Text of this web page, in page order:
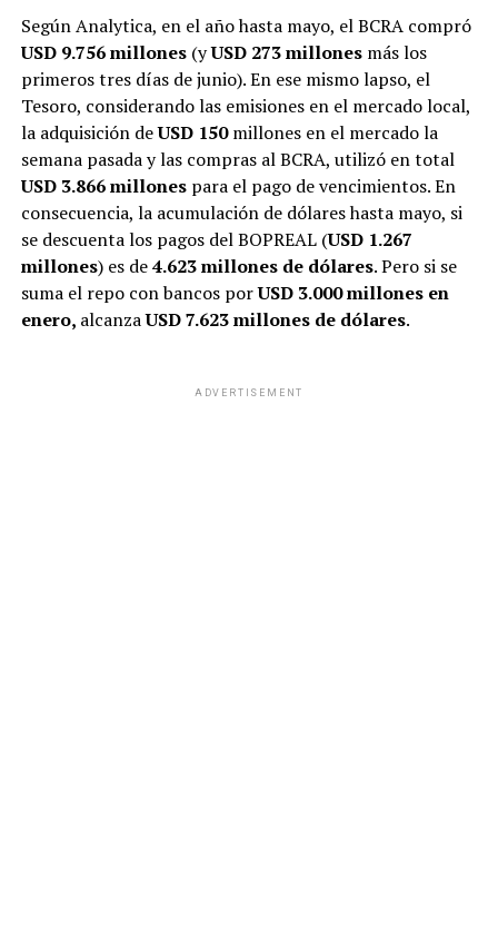
Según Analytica, en el año hasta mayo, el BCRA compró
USD 9.756 millones (yUSD 273 millonesmás los
primeros tres días de junio). En ese mismo lapso, el
Tesoro, considerando las emisiones en el mercado local,
la adquisición deUSD 150millones en el mercado la
semana pasada y las compras al BCRA, utilizó en total
USD 3.866 millonespara el pago de vencimientos. En
consecuencia, la acumulación de dólares hasta mayo, si
se descuenta los pagos del BOPREAL (USD 1.267
millones) es de4.623 millones de dólares. Pero si se
suma el repo con bancos porUSD 3.000 millones en
enero, alcanzaUSD 7.623 millones de dólares.
ADVERTISEMENT